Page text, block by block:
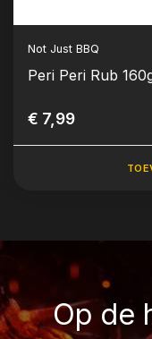
Not Just BBQ
Peri Peri Rub
€ 7,99
Op de